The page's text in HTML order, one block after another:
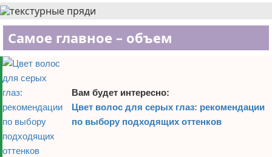
Самое главное – объем
Вам будет интересно:
Цвет волос для серых глаз: рекомендации
по выбору подходящих оттенков